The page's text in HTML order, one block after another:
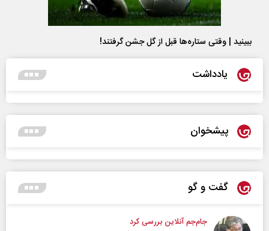
ببینید | وقتی ستاره‌ها قبل از گل جشن گرفتند!
یادداشت
پیشخوان
گفت و گو
جام‌جم آنلاین بررسی کرد